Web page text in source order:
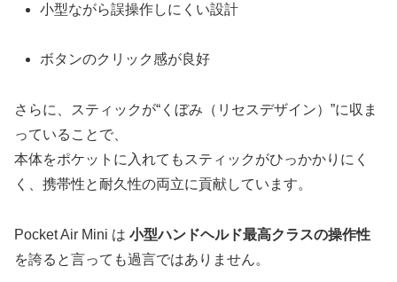
小型ながら誤操作しにくい設計
ボタンのクリック感が良好
さらに、スティックが“くぼみ（リセスデザイン）”に収ま
っていることで、
本体をポケットに入れてもスティックがひっかかりにく
く、携帯性と耐久性の両立に貢献しています。
Pocket Air Mini は 小型ハンドヘルド最高クラスの操作性
を誇ると言っても過言ではありません。